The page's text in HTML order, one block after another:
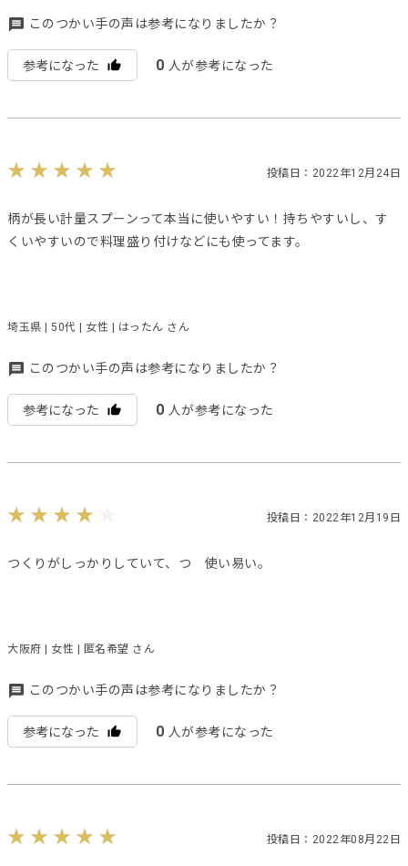
このつかい手の声は参考になりましたか？
参考になった 0 人が参考になった
投稿日：2022年12月24日
柄が長い計量スプーンって本当に使いやすい！持ちやすいし、す
くいやすいので料理盛り付けなどにも使ってます。
埼玉県 | 50代 | 女性 | はったん さん
このつかい手の声は参考になりましたか？
参考になった 0 人が参考になった
投稿日：2022年12月19日
つくりがしっかりしていて、つ 使い易い。
大阪府 | 女性 | 匿名希望 さん
このつかい手の声は参考になりましたか？
参考になった 0 人が参考になった
投稿日：2022年08月22日